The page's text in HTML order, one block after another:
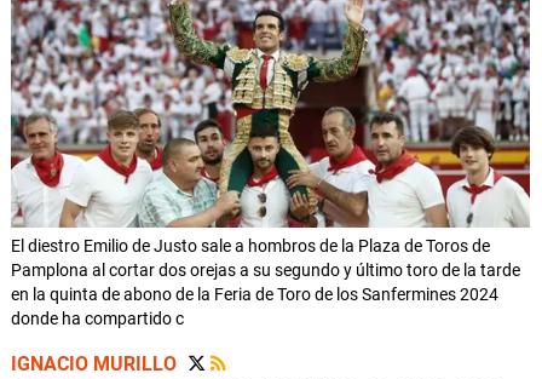
El diestro Emilio de Justo sale a hombros de la Plaza de Toros de
Pamplona al cortar dos orejas a su segundo y último toro de la tarde
en la quinta de abono de la Feria de Toro de los Sanfermines 2024
donde ha compartido c
IGNACIO MURILLO